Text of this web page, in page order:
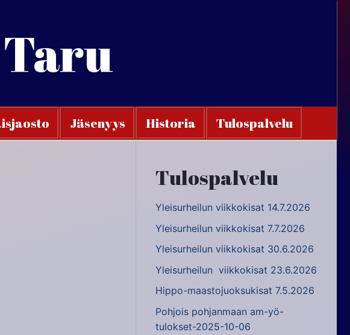
Jäsenyys Historia Tulospalvelu
Tulospalvelu
Yleisurheilun viikkokisat 14.7.2026
Yleisurheilun viikkokisat 7.7.2026
Yleisurheilun viikkokisat 30.6.2026
Yleisurheilun viikkokisat 23.6.2026
Hippo-maastojuoksukisat 7.5.2026
Pohjois pohjanmaan am-yö-
tulokset-2025-10-06